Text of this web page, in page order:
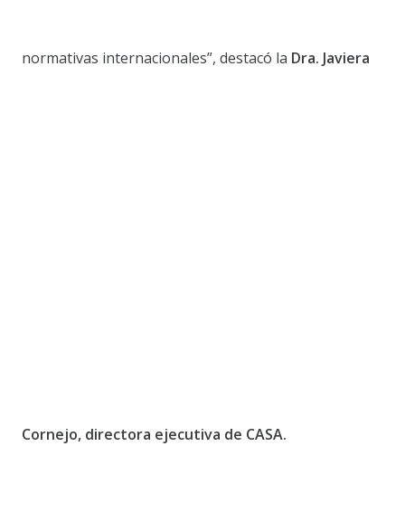
normativas internacionales”, destacó la Dra. Javiera
Cornejo, directora ejecutiva de CASA.